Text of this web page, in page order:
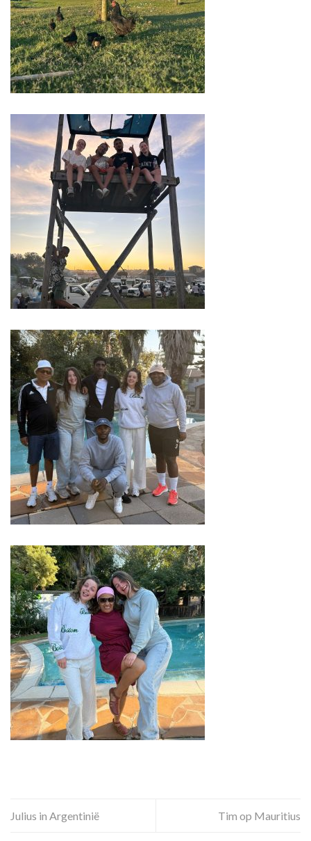
Julius in Argentinië Tim op Mauritius